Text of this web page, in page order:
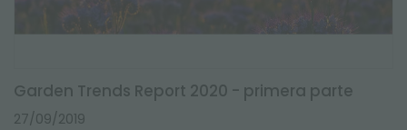
Garden Trends Report 2020 - primera parte
27/09/2019